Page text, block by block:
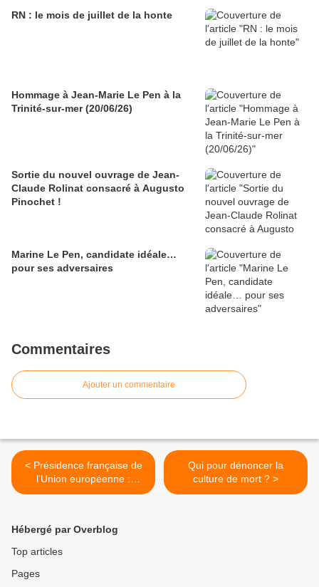
RN : le mois de juillet de la honte
Hommage à Jean-Marie Le Pen à la
Trinité-sur-mer (20/06/26)
Sortie du nouvel ouvrage de Jean-
Claude Rolinat consacré à Augusto
Pinochet !
Marine Le Pen, candidate idéale…
pour ses adversaires
Commentaires
Ajouter un commentaire
< Présidence française de
l’Union européenne :
symboles et fariboles
Qui pour dénoncer la
culture de mort ? >
Hébergé par Overblog
Top articles
Pages